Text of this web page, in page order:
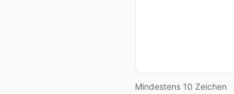
Mindestens 10 Zeichen